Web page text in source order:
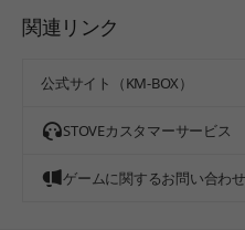
関連リンク
公式サイト（KM-BOX）
STOVEカスタマーサービス
ゲームに関するお問い合わせ